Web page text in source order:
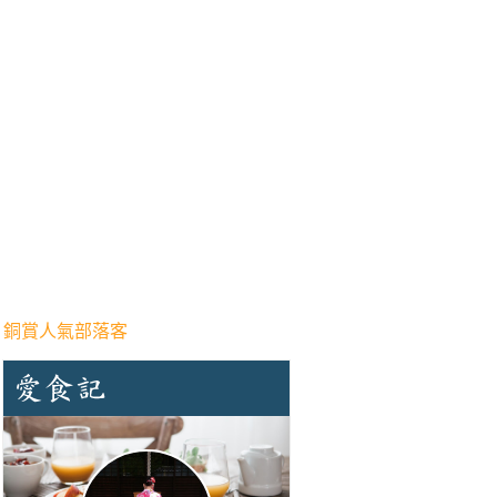
賞人氣部落客